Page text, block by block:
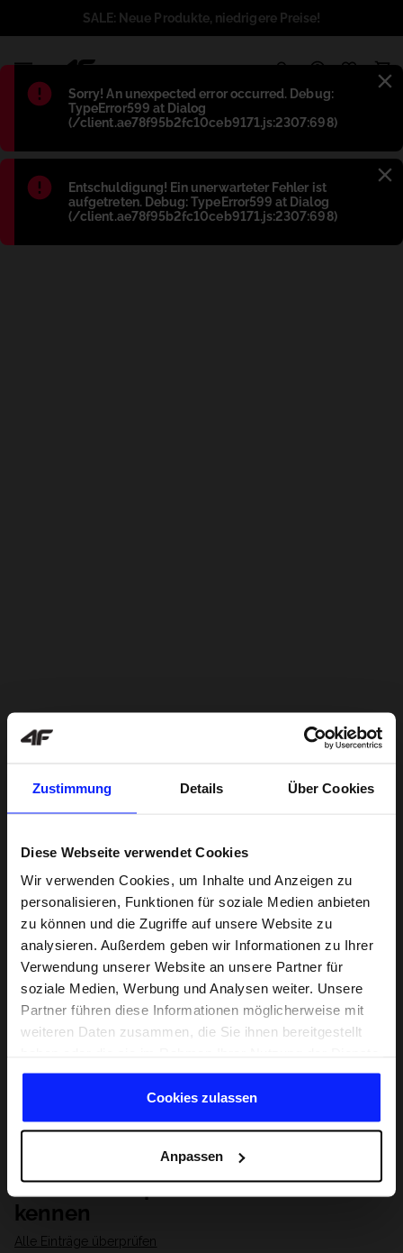
Zustimmung Details Über Cookies
Diese Webseite verwendet Cookies
Wir verwenden Cookies, um Inhalte und Anzeigen zu
personalisieren, Funktionen für soziale Medien anbieten
zu können und die Zugriffe auf unsere Website zu
analysieren. Außerdem geben wir Informationen zu Ihrer
Verwendung unserer Website an unsere Partner für
soziale Medien, Werbung und Analysen weiter. Unsere
Partner führen diese Informationen möglicherweise mit
weiteren Daten zusammen, die Sie ihnen bereitgestellt
gesammelt haben.
Cookies zulassen
Anpassen
Błąd:
Sorry! An unexpected error occurred. Debug:
TypeError599 at Dialog
(/client.ae78f95b2fc10ceb9171.js:2307:698)
Błąd:
Entschuldigung! Ein unerwarteter Fehler ist
aufgetreten. Debug: TypeError599 at Dialog
(/client.ae78f95b2fc10ceb9171.js:2307:698)
SALE: Neue Produkte, niedrigere Preise!
Lernen Sie Sport von Grund auf
kennen
Alle Einträge überprüfen